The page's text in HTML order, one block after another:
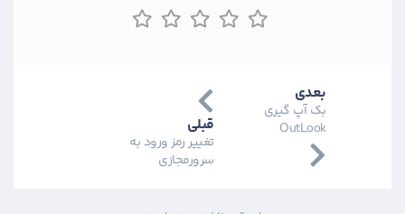
قبلی
تغییر رمز ورود به
سرورمجازی
بعدی
بک آپ گیری
OutLook